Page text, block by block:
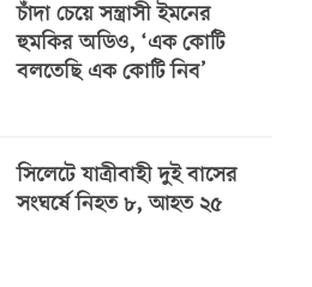
চাঁদা চেয়ে সন্ত্রাসী ইমনের
হুমকির অডিও, ‘এক কোটি
বলতেছি এক কোটি নিব’
সিলেটে যাত্রীবাহী দুই বাসের
সংঘর্ষে নিহত ৮, আহত ২৫